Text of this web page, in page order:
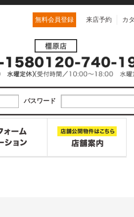
無料会員登録 来店予約 カ
パスワード